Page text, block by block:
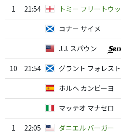
1 21:54 トミー フリートウ
コナー サイメ
J.J. スパウン
10 21:54 グラント フォレスト
ホルヘ カンピーヨ
マッテオ マナセロ
1 22:05 ダニエル バーガー